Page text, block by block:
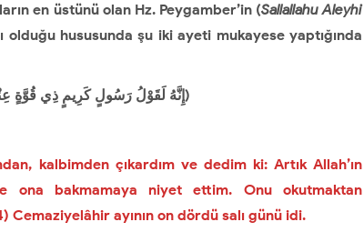
en üstünü olan Hz. Peygamber’in (Sallallahu Aleyhi
hususunda şu iki ayeti mukayese yaptığında
إِنَّهُ لَقَوْلُ رَسُولٍ كَرِيمٍ ذِي قُوَّةٍ عِنْدَ ذِي الْعَرْشِ مَكِينٍ مُطَاعٍ ثَمَّ أَمِينٍ﴾ [التكوير: 19-21])
kalbimden çıkardım ve dedim ki: Artık Allah’ın
ona bakmamaya niyet ettim. Onu okutmaktan
ayının on dördü salı günü idi.